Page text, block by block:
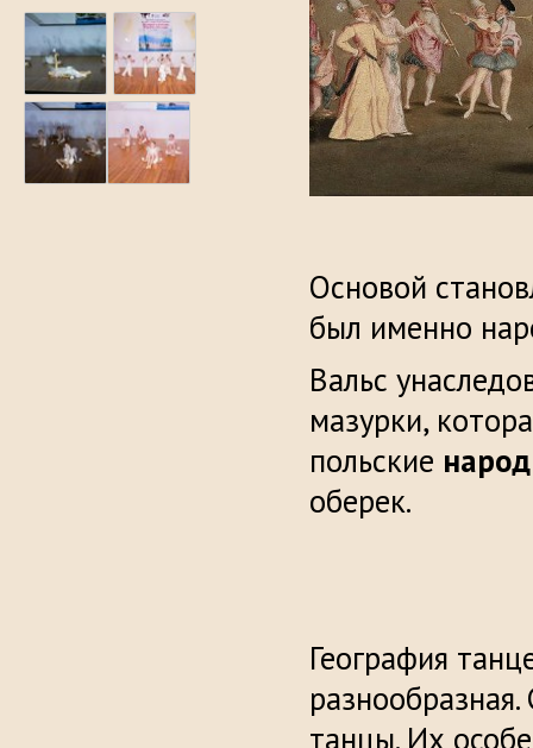
Основой
был именно
Вальс
мазурки,
польские
оберек.
География
танцы. Их